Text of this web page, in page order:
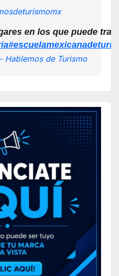
en los que puede
de Turismo